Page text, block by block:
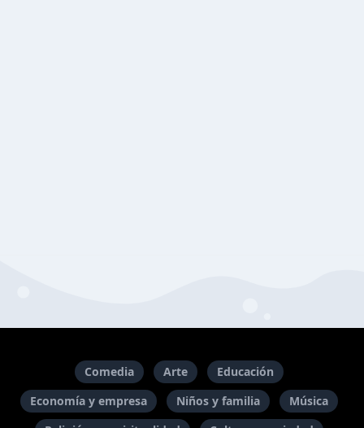
Comedia Arte
Educación
Economía y empresa
Niños y familia
Música